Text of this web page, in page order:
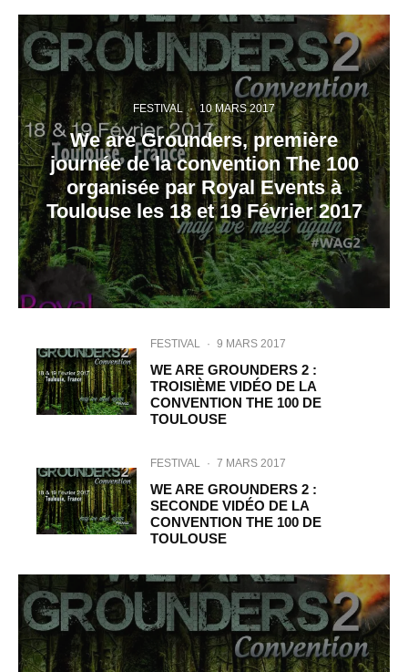
FESTIVAL · 10 MARS 2017
We are Grounders, première
journée de la convention The 100
organisée par Royal Events à
Toulouse les 18 et 19 Février 2017
FESTIVAL · 9 MARS 2017
WE ARE GROUNDERS 2 :
TROISIÈME VIDÉO DE LA
CONVENTION THE 100 DE
TOULOUSE
FESTIVAL · 7 MARS 2017
WE ARE GROUNDERS 2 :
SECONDE VIDÉO DE LA
CONVENTION THE 100 DE
TOULOUSE